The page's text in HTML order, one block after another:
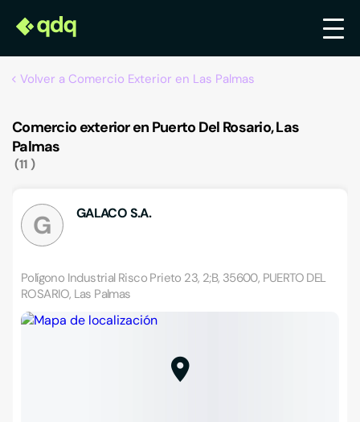
Volver a Comercio Exterior en Las Palmas
Comercio exterior en Puerto Del Rosario, Las
Palmas
11
G GALACO S.A.
Polígono Industrial Risco Prieto 23, 2;B, 35600, PUERTO DEL
ROSARIO, Las Palmas